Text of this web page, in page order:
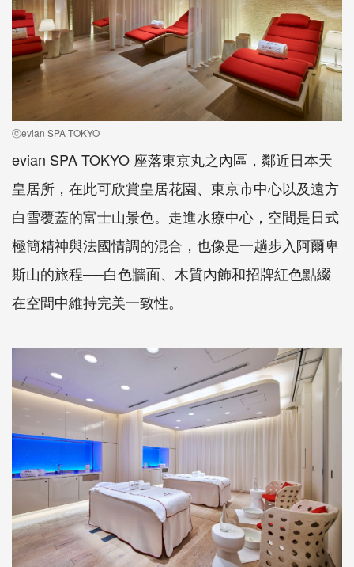
ⓒevian SPA TOKYO
evian SPA TOKYO 座落東京丸之內區，鄰近日本天
皇居所，在此可欣賞皇居花園、東京市中心以及遠方
白雪覆蓋的富士山景色。走進水療中心，空間是日式
極簡精神與法國情調的混合，也像是一趟步入阿爾卑
斯山的旅程──白色牆面、木質內飾和招牌紅色點綴
在空間中維持完美一致性。